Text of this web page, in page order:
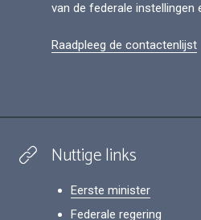
van de federale instellingen
Raadpleeg de contactenlijst
Nuttige links
Eerste minister
Federale regering